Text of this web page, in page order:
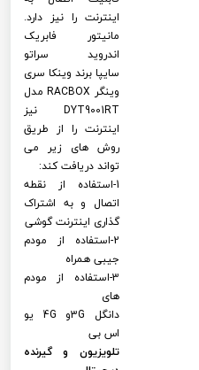
اینترنت را نیز دارد.
مانیتور فابریک
اندروید سراتو
سایپا برند وینکا سری
وینگر RACBOX مدل
DYT9001RT نیز
اینترنت را از طریق
روش های زیر می
تواند دریافت کند:
1-استفاده از نقطه
اتصال و به اشتراک
گذاری اینترنت گوشی
2-استفاده از مودم
جیبی همراه
3-استفاده از مودم
های
دانگل 3Gو 4G یو
اس بی
تلویزیون و گیرنده